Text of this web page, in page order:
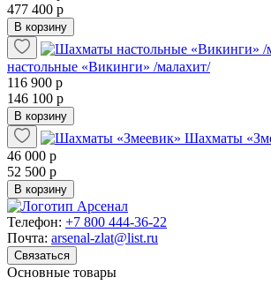
477 400 р
В корзину
настольные «Викинги» /малахит/
116 900 р
146 100 р
В корзину
Шахматы
46 000 р
52 500 р
В корзину
Телефон: +7 800 444-36-22
Почта: arsenal-zlat@list.ru
Связаться
Основные товары